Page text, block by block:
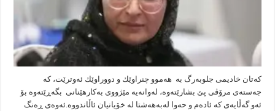
كەتان خادیمی جلوبەرگ بە هەموو چنراوێك و دووراوێك ئەوترێت، كە
جەستەی مرۆڤی پێ بشارێتەوە، لەوانەیە مێژووی بەكارهێنانی بگەڕێتەوە بۆ
ئەو گەڵایەی كە ئادەم و حەوا لەبەهەشتا لە خۆیانیان ئاڵاندووە.ئەوەی ڕەنگ